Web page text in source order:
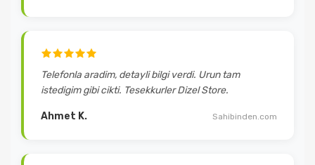
Telefonla aradim, detayli bilgi verdi. Urun tam
istedigim gibi cikti. Tesekkurler Dizel Store.
Ahmet K. Sahibinden.com